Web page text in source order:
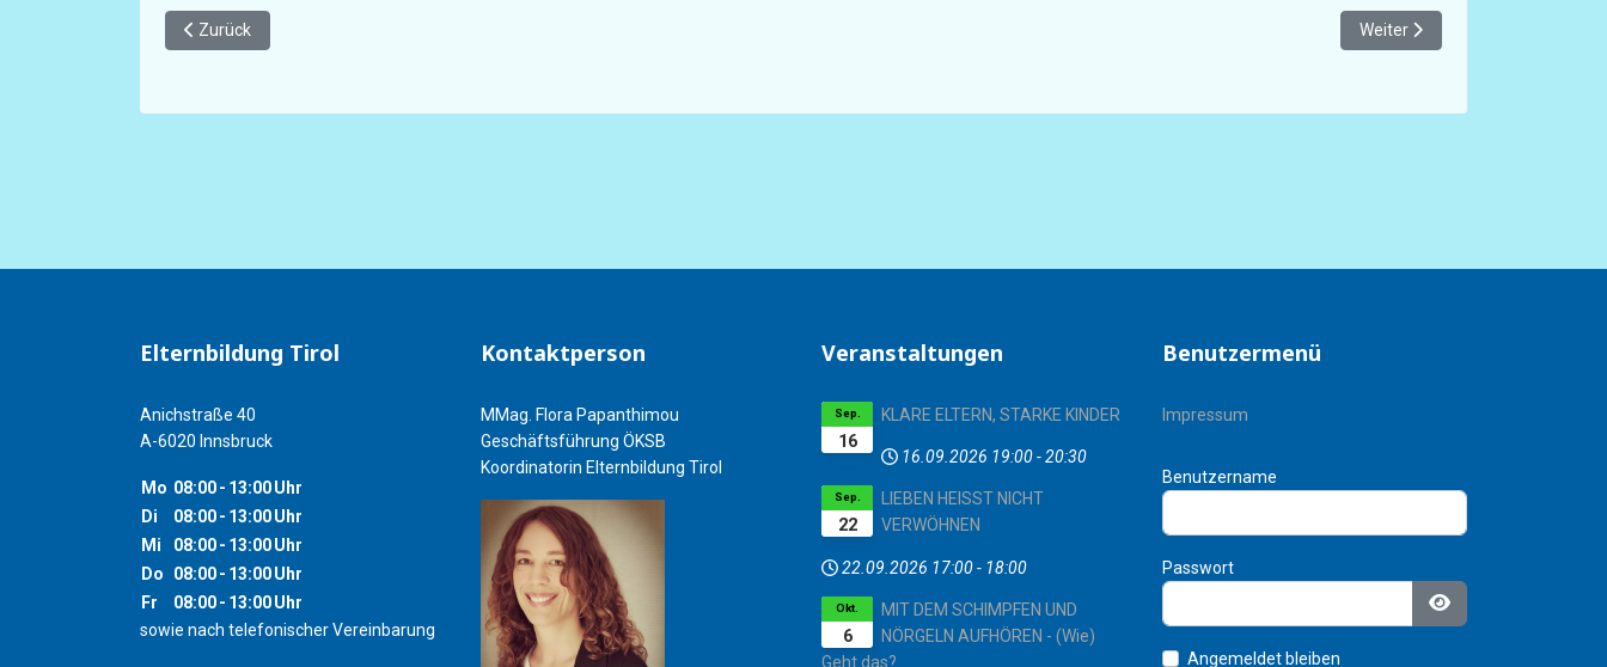
Vorheriger Beitrag: Slow Family Sieben Zutaten für ein einfaches Leben mit Kindern
Zurück Nächster Beitrag: Rettet das
Weiter
Elternbildung Tirol
Anichstraße 40
A-6020 Innsbruck
Mo 08:00- 13:00Uhr
Di
08:00- 13:00Uhr
Mi
08:00- 13:00Uhr
Do
08:00- 13:00Uhr
Fr
08:00- 13:00Uhr
sowie nach telefonischer Vereinbarung
Kontaktperson
MMag. Flora Papanthimou
Geschäftsführung ÖKSB
Koordinatorin Elternbildung Tirol
Veranstaltungen
16
Sep. KLARE ELTERN, STARKE KINDER
16.09.2026 19:00-20:30
22
Sep.
LIEBEN HEISST NICHT
VERWÖHNEN
22.09.2026 17:00- 18:00
6
Okt.
MIT DEM SCHIMPFEN UND
NÖRGELN AUFHÖREN - (Wie)
Geht das?
Benutzermenü
Impressum
Benutzername
Passwort
Passwort anzeigen
Angemeldet bleiben